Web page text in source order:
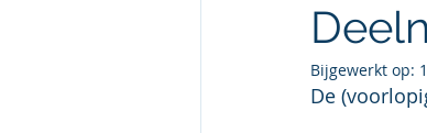
Bijgewerkt op:
De